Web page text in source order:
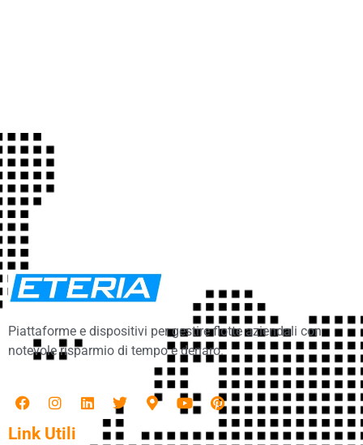
Piattaforme e dispositivi per gestire flotte aziendali con
notevole risparmio di tempo e denaro.
Link Utili